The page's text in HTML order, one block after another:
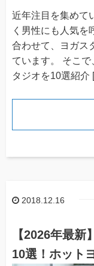
近年注目を集めて
く男性にも人気を
合わせて、ヨガス
ています。 そこ
タジオを10選紹介
2018.12.16
【2026年最
10選！ホット